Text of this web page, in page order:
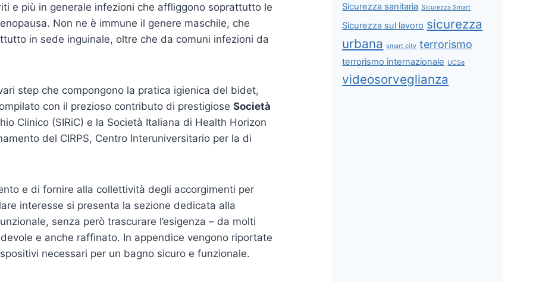
e più in generale infezioni che affliggono soprattutto le
Non ne è immune il genere maschile, che
in sede inguinale, oltre che da comuni infezioni da
step che compongono la pratica igienica del bidet,
con il prezioso contributo di prestigiose Società
Clinico (SIRiC) e la Società Italiana di Health Horizon
del CIRPS, Centro Interuniversitario per la di
e di fornire alla collettività degli accorgimenti per
interesse si presenta la sezione dedicata alla
senza però trascurare l’esigenza – da molti
e anche raffinato. In appendice vengono riportate
necessari per un bagno sicuro e funzionale.
Sicurezza sanitaria Sicurezza Smart
Sicurezza sul lavoro sicurezza
urbana smart city terrorismo
terrorismo internazionale UCSe
videosorveglianza